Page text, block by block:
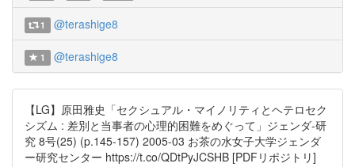
1 @terashige8
1 @terashige8
【LG】原田雅史「セクシュアル・マイノリティとヘテロセク
シズム : 差別と当事者の心理的困難をめぐって」ジェンダ-研
究 8号(25) (p.145-157) 2005-03 お茶の水女子大学ジェンダ
ー研究センター https://t.co/QDtPyJCSHB [PDFリポジトリ]